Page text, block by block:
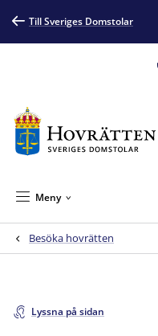
Till Sveriges Domstolar
Meny
Besöka hovrätten
Lyssna på sidan